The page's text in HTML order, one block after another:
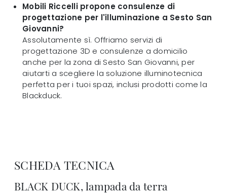
Mobili Riccelli propone consulenze di
progettazione per l'illuminazione a Sesto San
Giovanni?
Assolutamente sì. Offriamo servizi di
progettazione 3D e consulenze a domicilio
anche per la zona di Sesto San Giovanni, per
aiutarti a scegliere la soluzione illuminotecnica
perfetta per i tuoi spazi, inclusi prodotti come la
Blackduck.
SCHEDA TECNICA
BLACK DUCK, lampada da terra